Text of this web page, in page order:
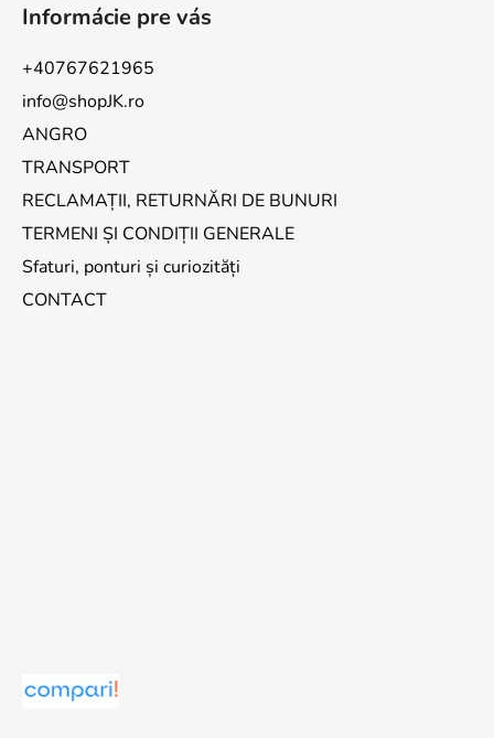
Informácie pre vás
+40767621965
info@shopJK.ro
ANGRO
TRANSPORT
RECLAMAȚII, RETURNĂRI DE BUNURI
TERMENI ȘI CONDIȚII GENERALE
Sfaturi, ponturi și curiozități
CONTACT